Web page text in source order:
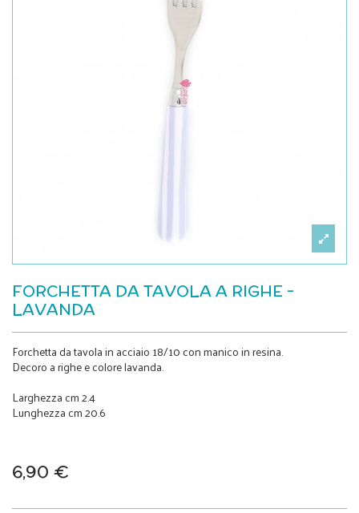
FORCHETTA DA TAVOLA A RIGHE -
LAVANDA
Forchetta da tavola in acciaio 18/10 con manico in resina.
Decoro a righe e colore lavanda.
Larghezza cm 2.4
Lunghezza cm 20.6
6,90 €